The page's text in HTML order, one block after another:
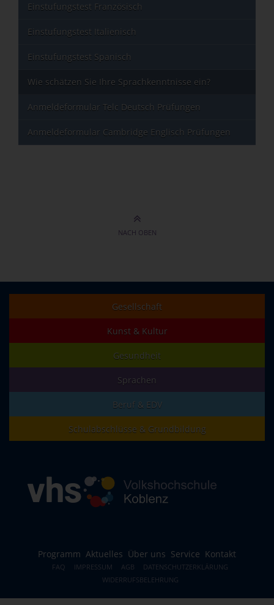
Einstufungstest Französisch
Einstufungstest Italienisch
Einstufungstest Spanisch
Wie schätzen Sie Ihre Sprachkenntnisse ein?
Anmeldeformular Telc Deutsch Prüfungen
Anmeldeformular Cambridge Englisch Prüfungen
NACH OBEN
Gesellschaft
Kunst & Kultur
Gesundheit
Sprachen
Beruf & EDV
Schulabschlüsse & Grundbildung
Programm Aktuelles Über uns Service Kontakt
FAQ IMPRESSUM AGB
DATENSCHUTZERKLÄRUNG
WIDERRUFSBELEHRUNG